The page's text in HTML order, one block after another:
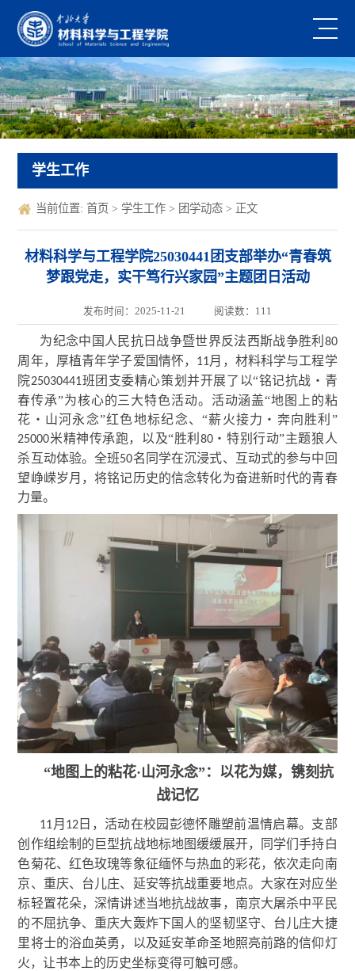
学生工作
当前位置: 首页 > 学生工作 > 团学动态 > 正文
材料科学与工程学院25030441团支部举办“青春筑
梦跟党走，实干笃行兴家园”主题团日活动
发布时间：2025-11-21 阅读数： 111
为纪念中国人民抗日战争暨世界反法西斯战争胜利 80
周年，厚植青年学子爱国情怀， 11月，材料科学与工程学
院25030441班团支委精心策划并开展了以“铭记抗战・青
春传承”为核心的三大特色活动。活动涵盖“地图上的粘
花・山河永念”红色地标纪念、“薪火接力・奔向胜利”
25000米精神传承跑，以及“胜利 80・特别行动”主题狼人
杀互动体验。全班50名同学在沉浸式、互动式的参与中回
望峥嵘岁月，将铭记历史的信念转化为奋进新时代的青春
力量。
“地图上的粘花·山河永念”：以花为媒，镌刻抗
战记忆
11月 12 日，活动在校园彭德怀雕塑前温情启幕。支部
创作组绘制的巨型抗战地标地图缓缓展开，同学们手持白
色菊花、红色玫瑰等象征缅怀与热血的彩花，依次走向南
京、重庆、台儿庄、延安等抗战重要地点。大家在对应坐
标轻置花朵，深情讲述当地抗战故事，南京大屠杀中平民
的不屈抗争、重庆大轰炸下国人的坚韧坚守、台儿庄大捷
里将士的浴血英勇，以及延安革命圣地照亮前路的信仰灯
火，让书本上的历史坐标变得可触可感。